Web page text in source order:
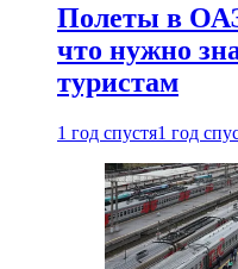
Полеты в
что нужно
туристам
1 год спустя1 год